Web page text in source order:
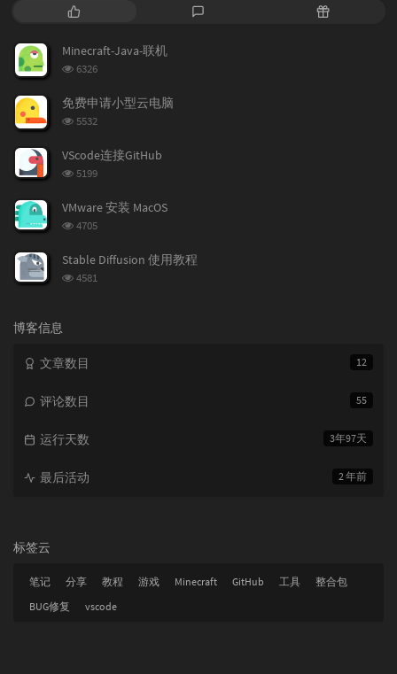
热
章
随
Minecraft-Java-联机
浏
次
数:
6326
免费申请小型云电脑
浏
次
5532
VScode连接GitHub
浏
次
5199
VMware 安装 MacOS
浏
次
4705
Stable Diffusion 使用教程
浏
4581
博客信息
12
文章数目
55
评论数目
3年97天
运行天数
2 年前
最后活动
标签云
笔记 分享 教程 游戏 Minecraft GitHub 工具
整合包
BUG修复
vscode